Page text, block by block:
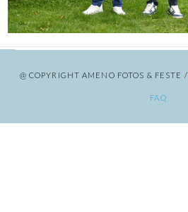
@ COPYRIGHT AMENO FOTOS & FESTE /
FAQ